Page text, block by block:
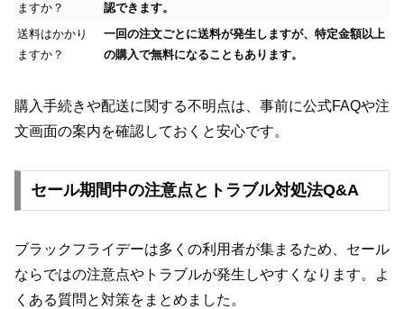
ますか？
認できます。
送料はかかり
ますか？
一回の注文ごとに送料が発生しますが、特定金額以上
の購入で無料になることもあります。
購入手続きや配送に関する不明点は、事前に公式FAQや注
文画面の案内を確認しておくと安心です。
セール期間中の注意点とトラブル対処法Q&A
ブラックフライデーは多くの利用者が集まるため、セール
ならではの注意点やトラブルが発生しやすくなります。よ
くある質問と対策をまとめました。